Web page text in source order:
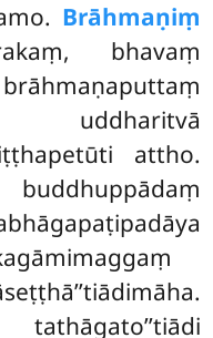
Brāhmaṇiṃ
bhavaṃ
attho.